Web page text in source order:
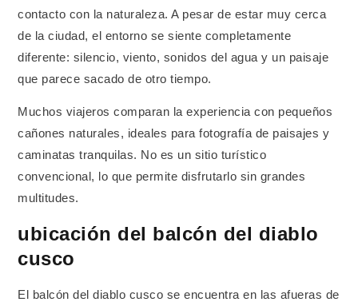
contacto con la naturaleza. A pesar de estar muy cerca
de la ciudad, el entorno se siente completamente
diferente: silencio, viento, sonidos del agua y un paisaje
que parece sacado de otro tiempo.
Muchos viajeros comparan la experiencia con pequeños
cañones naturales, ideales para fotografía de paisajes y
caminatas tranquilas. No es un sitio turístico
convencional, lo que permite disfrutarlo sin grandes
multitudes.
ubicación del balcón del diablo
cusco
El balcón del diablo cusco se encuentra en las afueras de